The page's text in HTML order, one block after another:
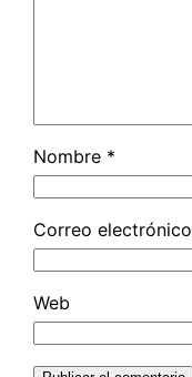
Nombre *
Correo electrónico
Web